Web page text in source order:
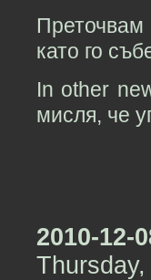
като го
In other
мисля, че
2010-12-